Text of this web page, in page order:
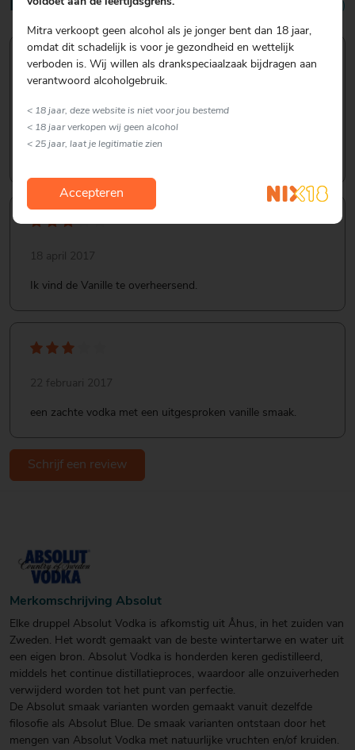
Reviews 3,7/5 (3 reviews)
Dit is wat mij betreft DE vanille vodka voor de pornstar
martini cocktail. Maar ook lekker in bijvoorbeeld een
18 april 2017
Ik vind de Vanille te overheersend.
22 februari 2017
een zachte vodka met een uitgesproken vanille smaak.
Schrijf een review
Merkomschrijving Absolut
Elke druppel Absolut Vodka is afkomstig uit Åhus, in het zuiden van
Zweden. Het wordt gemaakt van de beste wintertarwe en water uit
een eigen bron. Absolut Vodka is honderden keren gedistilleerd,
middels het continue distillatieproces, waardoor alle onzuiverheden
verwijderd worden tot het punt van perfectie.
De Absolut smaak varianten worden gemaakt vanuit dezelfde
filosofie als Absolut Blue. De smaak varianten ontstaan door het
mengen van Absolut Vodka met natuurlijke vruchten en/of kruiden.
Mitra verkoopt geen alcohol als je jonger bent dan 18 jaar,
omdat dit schadelijk is voor je gezondheid en wettelijk
verboden is. Wij willen als drankspeciaalzaak bijdragen aan
verantwoord alcoholgebruik.
< 18 jaar, deze website is niet voor jou bestemd
< 18 jaar verkopen wij geen alcohol
< 25 jaar, laat je legitimatie zien
Accepteren